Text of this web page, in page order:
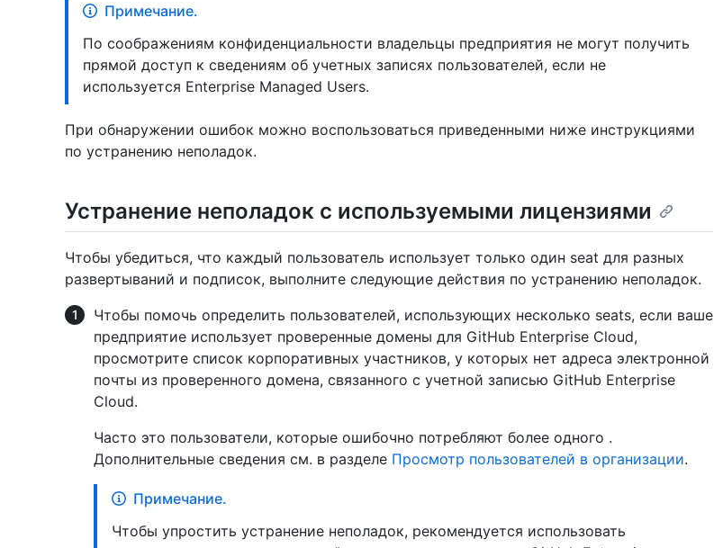
Примечание.
По соображениям конфиденциальности владельцы предприятия не могут получить
прямой доступ к сведениям об учетных записях пользователей, если не
используется Enterprise Managed Users.
При обнаружении ошибок можно воспользоваться приведенными ниже инструкциями
по устранению неполадок.
Устранение неполадок с используемыми лицензиями
Чтобы убедиться, что каждый пользователь использует только один seat для разных
развертываний и подписок, выполните следующие действия по устранению неполадок.
Чтобы помочь определить пользователей, использующих несколько seats, если ваше
предприятие использует проверенные домены для GitHub Enterprise Cloud,
просмотрите список корпоративных участников, у которых нет адреса электронной
почты из проверенного домена, связанного с учетной записью GitHub Enterprise
Cloud.
Часто это пользователи, которые ошибочно потребляют более одного .
Дополнительные сведения см. в разделе Просмотр пользователей в организации.
Примечание.
Чтобы упростить устранение неполадок, рекомендуется использовать